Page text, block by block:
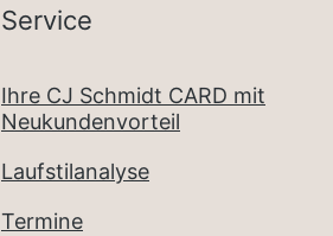
Service
Ihre CJ Schmidt CARD mit
Neukundenvorteil
Laufstilanalyse
Termine